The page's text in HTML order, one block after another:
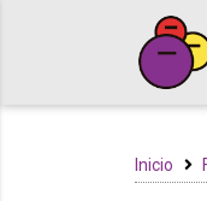
Inicio